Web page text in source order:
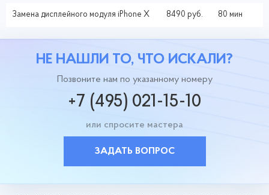
Замена дисплейного модуля iPhone X 8490 руб. 80 мин
НЕ НАШЛИ ТО, ЧТО ИСКАЛИ?
Позвоните нам по указанному номеру
+7 (495) 021-15-10
или спросите мастера
ЗАДАТЬ ВОПРОС